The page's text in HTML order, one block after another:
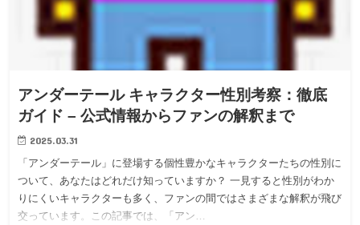
アンダーテール キャラクター性別考察：徹底
ガイド – 公式情報からファンの解釈まで
2025.03.31
「アンダーテール」に登場する個性豊かなキャラクターたちの性別に
ついて、あなたはどれだけ知っていますか？ 一見すると性別がわか
りにくいキャラクターも多く、ファンの間ではさまざまな解釈が飛び
交っています。この記事では、「アン…